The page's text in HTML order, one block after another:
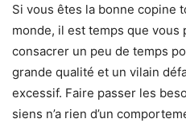
Si vous êtes la bonne copine
monde, il est temps que vous
consacrer un peu de temps
grande qualité et un vilain
excessif. Faire passer les
siens n’a rien d’un